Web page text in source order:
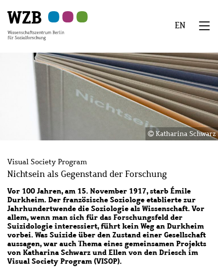
Hauptinhalt
springen
Navigation
springen
Suche
springen
Sekundärnavigation
springen
Fußzeile
springen
EN
Katharina Schwarz
Visual Society Program
Nichtsein als Gegenstand der Forschung
Vor 100 Jahren, am 15. November 1917, starb Émile
Durkheim. Der französische Soziologe etablierte zur
Jahrhundertwende die Soziologie als Wissenschaft. Vor
allem, wenn man sich für das Forschungsfeld der
Suizidologie interessiert, führt kein Weg an Durkheim
vorbei. Was Suizide über den Zustand einer Gesellschaft
aussagen, war auch Thema eines gemeinsamen Projekts
von Katharina Schwarz und Ellen von den Driesch im
Visual Society Program (VISOP).